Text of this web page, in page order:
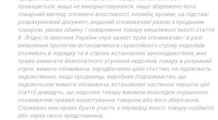
провадиться: якщо не використовувався; якщо збережено його
товарний вигляд, споживчі властивості, пломби, ярлики; на підставі
розрахунковий документ, виданий споживачеві разом з проданим
товаром. умови обміну / повернення товару неналежної якості стаття
8. Згідно із законом України «про захист прав споживачів»: в разі
виявлення протягом встановленого гарантійного строку недоліків
споживач, в порядку та в строки, встановлені законодавством, має
право вимагати безоплатного усунення недоліків товару в розумний
строк. вимоги споживача, передбачених цією статтею, не підлягають
задоволенню, якщо продавець, виробник (підприємство, що
задовольняє вимоги споживача, встановлені частиною першою цієї
статті) доведуть, що недоліки товару виникли внаслідок порушення
споживачем правил користування товаром або його зберігання.
Споживач має право брати участь у перевірці якості товару особисто
або через свого представника.